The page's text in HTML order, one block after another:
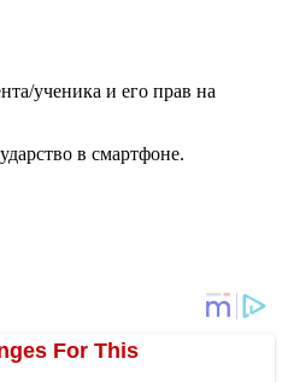
ученика и его прав на
в смартфоне.